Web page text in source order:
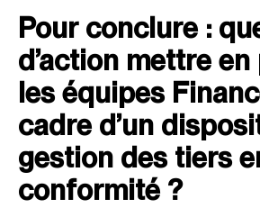
Pour conclure :
d’action mettre
les équipes
cadre d’un
gestion des tiers
conformité ?